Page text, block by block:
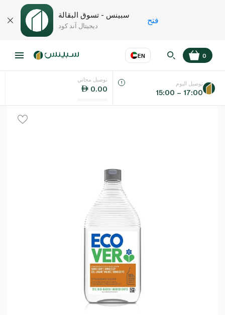
سبينس - تسوق البقالة
ديجيتال آند كود
فتح
EN
اللغة عر
0
توصيل مجاني
0.00
توصيل اليوم
15:00 – 17:00